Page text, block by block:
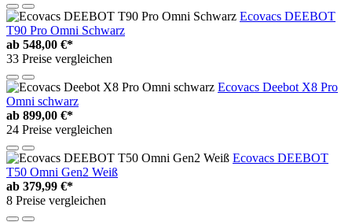
Ecovacs DEEBOT
T90 Pro Omni Schwarz
ab 548,00 €*
33 Preise vergleichen
Ecovacs Deebot X8 Pro
Omni schwarz
ab 899,00 €*
24 Preise vergleichen
Ecovacs DEEBOT
T50 Omni Gen2 Weiß
ab 379,99 €*
8 Preise vergleichen